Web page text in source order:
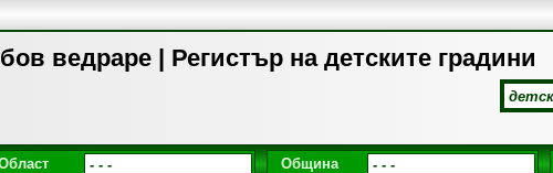
ведраре | Регистър на детските градини
Община